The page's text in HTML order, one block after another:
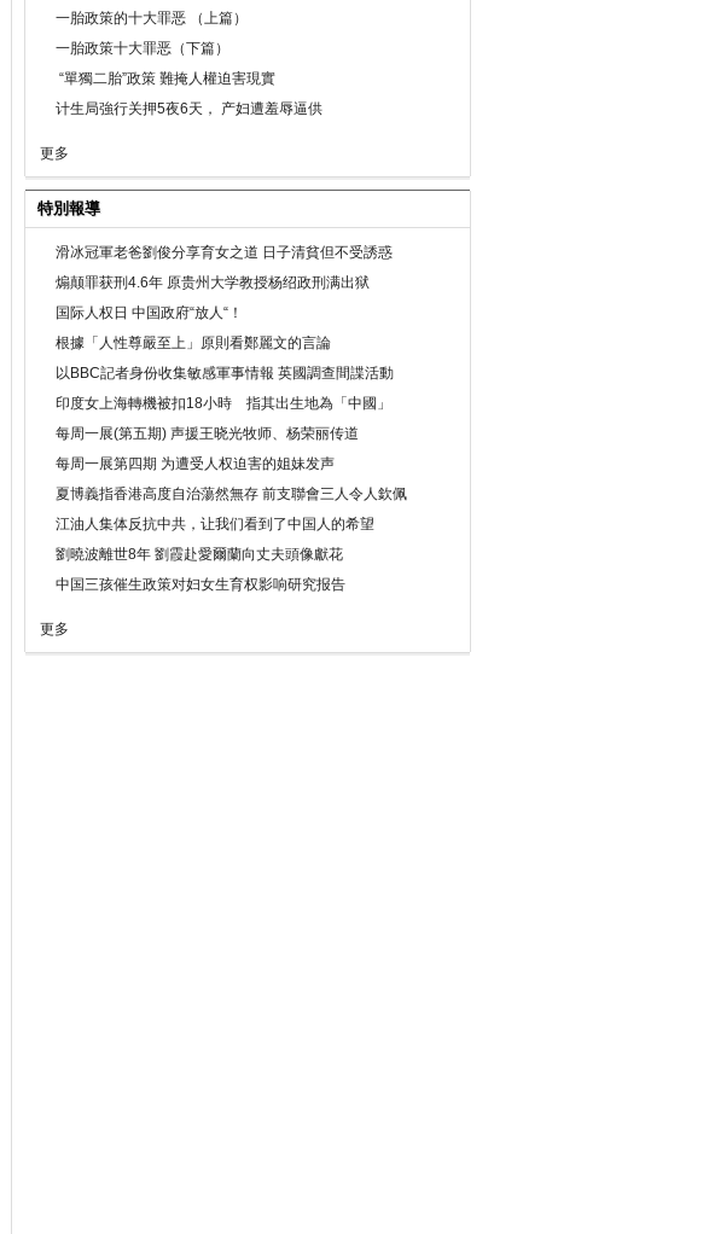
一胎政策的十大罪恶 （上篇）
一胎政策十大罪恶（下篇）
“單獨二胎”政策 難掩人權迫害現實
计生局強行关押5夜6天， 产妇遭羞辱逼供
更多
特別報導
滑冰冠軍老爸劉俊分享育女之道 日子清貧但不受誘惑
煽颠罪获刑4.6年 原贵州大学教授杨绍政刑满出狱
国际人权日 中国政府“放人“！
根據「人性尊嚴至上」原則看鄭麗文的言論
以BBC記者身份收集敏感軍事情報 英國調查間諜活動
印度女上海轉機被扣18小時 指其出生地為「中國」
每周一展(第五期) 声援王晓光牧师、杨荣丽传道
每周一展第四期 为遭受人权迫害的姐妹发声
夏博義指香港高度自治蕩然無存 前支聯會三人令人欽佩
江油人集体反抗中共，让我们看到了中国人的希望
劉曉波離世8年 劉霞赴愛爾蘭向丈夫頭像獻花
中国三孩催生政策对妇女生育权影响研究报告
更多